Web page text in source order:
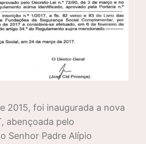
2015, foi inaugurada a nova
abençoada pelo
Senhor Padre Alípio